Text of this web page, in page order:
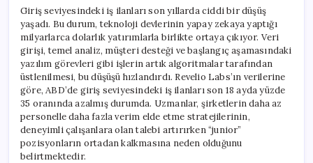
Giriş seviyesindeki iş ilanları son yıllarda ciddi bir düşüş
yaşadı. Bu durum, teknoloji devlerinin yapay zekaya yaptığı
milyarlarca dolarlık yatırımlarla birlikte ortaya çıkıyor. Veri
girişi, temel analiz, müşteri desteği ve başlangıç aşamasındaki
yazılım görevleri gibi işlerin artık algoritmalar tarafından
üstlenilmesi, bu düşüşü hızlandırdı. Revelio Labs’ın verilerine
göre, ABD’de giriş seviyesindeki iş ilanları son 18 ayda yüzde
35 oranında azalmış durumda. Uzmanlar, şirketlerin daha az
personelle daha fazla verim elde etme stratejilerinin,
deneyimli çalışanlara olan talebi artırırken “junior”
pozisyonların ortadan kalkmasına neden olduğunu
belirtmektedir.